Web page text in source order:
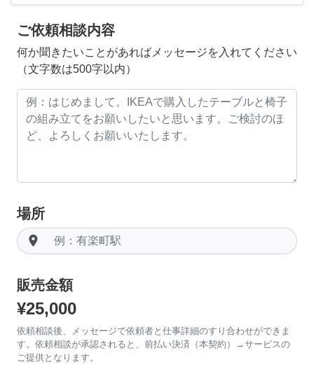
ご依頼相談内容
何か聞きたいことがあればメッセージを入れてください
（文字数は500字以内）
場所
room
販売金額
¥25,000
依頼相談後、メッセージで依頼者と仕事詳細のすり合わせができま
す。依頼相談が承認されると、前払い決済（本契約）→サービスの
ご提供となります。